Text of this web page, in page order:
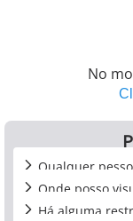
No
Qualquer
Onde posso
Há alguma